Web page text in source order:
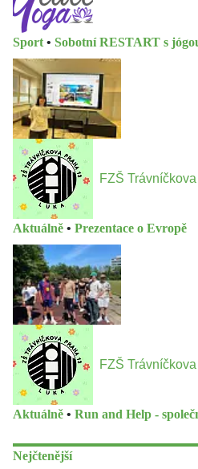
Sport • Sobotní RESTART s
FZŠ Trávníčkova
Aktuálně • Prezentace o Evropě
FZŠ Trávníčkova
Aktuálně • Run and Help -
Nejčtenější